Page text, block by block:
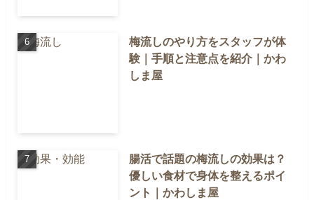
梅流しのやり方をスタッフが体
験｜手順と注意点を紹介｜かわ
しま屋
腸活で話題の梅流しの効果は？
優しい食材で身体を整えるポイ
ント｜かわしま屋